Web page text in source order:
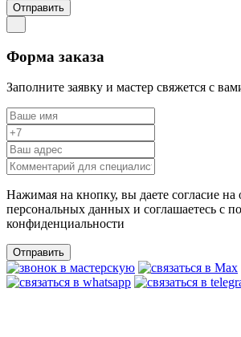
Отправить
Форма заказа
Заполните заявку и мастер свяжется с
Нажимая на кнопку, вы даете согласие на
персональных данных и соглашаетесь c
конфиденциальности
Отправить